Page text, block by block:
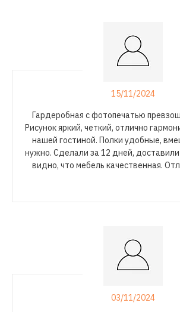
15/11/2024
Гардеробная с фотопечатью
Рисунок яркий, четкий, отлично
нашей гостиной. Полки удобные,
нужно. Сделали за 12 дней,
видно, что мебель качественная.
03/11/2024